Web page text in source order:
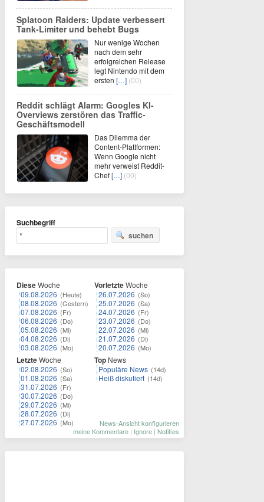
Splatoon Raiders: Update verbessert
Tank-Limiter und behebt Bugs
Nur wenige Wochen
nach dem sehr
erfolgreichen Release
legt Nintendo mit dem
ersten […] (00)
Reddit schlägt Alarm: Googles KI-
Overviews zerstören das Traffic-
Geschäftsmodell
Das Dilemma der
Content-Plattformen:
Wenn Google nicht
mehr verweist Reddit-
Chef[…] (00)
Suchbegriff
suchen
DieseWoche
09.08.2026 (Heute)
08.08.2026 (Gestern)
07.08.2026 (Fr)
06.08.2026 (Do)
05.08.2026 (Mi)
04.08.2026 (Di)
03.08.2026 (Mo)
LetzteWoche
02.08.2026 (So)
01.08.2026 (Sa)
31.07.2026 (Fr)
30.07.2026 (Do)
29.07.2026 (Mi)
28.07.2026 (Di)
27.07.2026 (Mo)
VorletzteWoche
26.07.2026 (So)
25.07.2026 (Sa)
24.07.2026 (Fr)
23.07.2026 (Do)
22.07.2026 (Mi)
21.07.2026 (Di)
20.07.2026 (Mo)
Top News
Populäre News (14d)
Heiß diskutiert (14d)
News-Ansicht konfigurieren
meine Kommentare | Ignore | Notifies